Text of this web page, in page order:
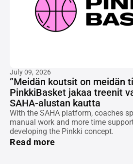
July 09, 2026
”Meidän koutsit on meidän
PinkkiBasket jakaa treenit
SAHA-alustan kautta
With the SAHA platform, coaches
manual work and more time
developing the Pinkki concept.
Read more